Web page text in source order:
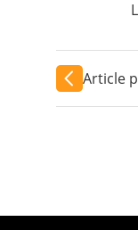
Article